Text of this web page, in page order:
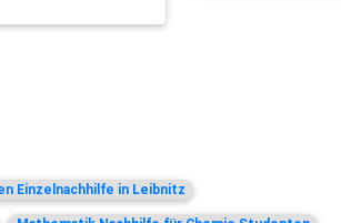
Einzelnachhilfe in Leibnitz